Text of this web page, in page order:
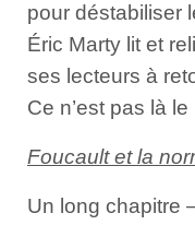
pour déstabiliser
Éric Marty lit et
ses lecteurs à
Ce n’est pas là
Foucault et la
Un long chapitre